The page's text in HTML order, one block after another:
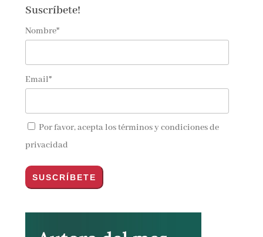
Suscríbete!
Nombre*
Email*
Por favor, acepta lostérminos y condiciones de
privacidad